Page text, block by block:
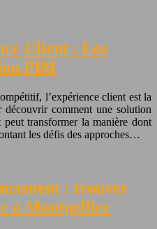
Client : Les
PIM
l’expérience client est la
comment une solution
transformer la manière dont
les défis des approches…
: trouver
à Montpellier